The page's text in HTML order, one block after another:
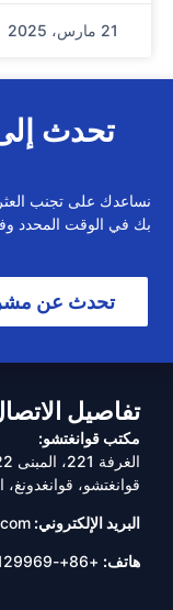
21 مارس، 2025
تحدث
نساعدك على تجنب
بك في الوقت المحدد
تحدث عن
تفاصيل
مكتب قوانغتشو:
قوانغتشو، قوانغدونغ،
البريد الإلكتروني:
هاتف: +86+-13392129969